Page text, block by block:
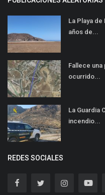
La Playa
años de...
Fallece
ocurrido...
La Guardia
incendio...
REDES SOCIALES